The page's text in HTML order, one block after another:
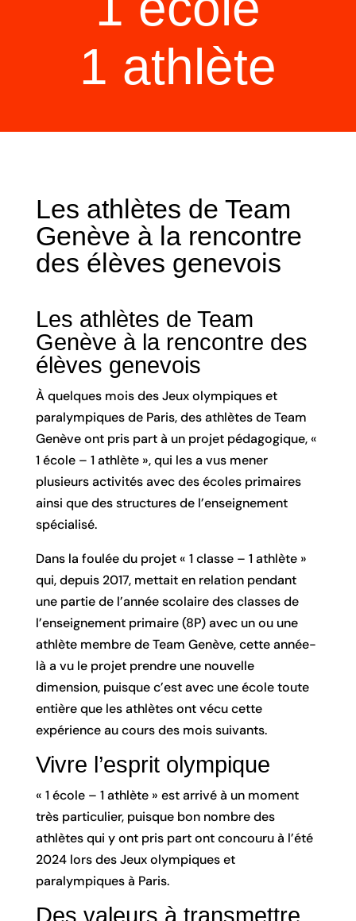
1 athlète
Les athlètes de Team
Genève à la rencontre
des élèves genevois
Les athlètes de Team
Genève à la rencontre des
élèves genevois
À quelques mois des Jeux olympiques et
paralympiques de Paris, des athlètes de Team
Genève ont pris part à un projet pédagogique, «
1 école – 1 athlète », qui les a vus mener
plusieurs activités avec des écoles primaires
ainsi que des structures de l’enseignement
spécialisé.
Dans la foulée du projet « 1 classe – 1 athlète »
qui, depuis 2017, mettait en relation pendant
une partie de l’année scolaire des classes de
l’enseignement primaire (8P) avec un ou une
athlète membre de Team Genève, cette année-
là a vu le projet prendre une nouvelle
dimension, puisque c’est avec une école toute
entière que les athlètes ont vécu cette
expérience au cours des mois suivants.
Vivre l’esprit olympique
« 1 école – 1 athlète » est arrivé à un moment
très particulier, puisque bon nombre des
athlètes qui y ont pris part ont concouru à l’été
2024 lors des Jeux olympiques et
paralympiques à Paris.
Des valeurs à transmettre